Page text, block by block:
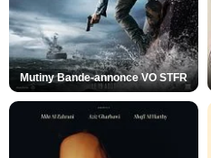
Mutiny Bande-annonce VO STFR